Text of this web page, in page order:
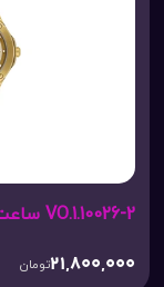
VO.1.10027-4 ساعت مچی ولنتینو
24,500,000تومان